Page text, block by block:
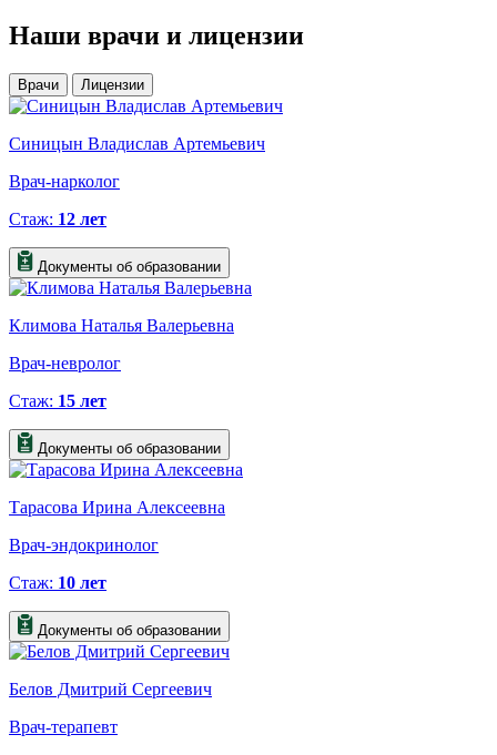
Наши врачи и лицензии
Врачи Лицензии
Синицын Владислав Артемьевич
Врач-нарколог
Стаж: 12 лет
Документы об образовании
Климова Наталья Валерьевна
Врач-невролог
Стаж: 15 лет
Документы об образовании
Тарасова Ирина Алексеевна
Врач-эндокринолог
Стаж: 10 лет
Документы об образовании
Белов Дмитрий Сергеевич
Врач-терапевт